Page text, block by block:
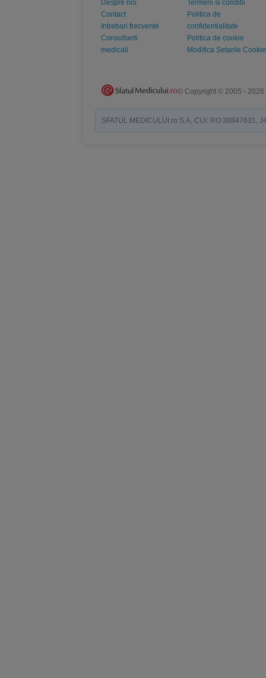
Despre noi
Contact
Intrebari frecvente
Consultanti
medicali
Termeni si conditii
Politica de
confidentialitate
Politica de cookie
Modifica Setarile Cookie
© Copyright © 2005 - 2026
SFATUL MEDICULUI.ro S.A, CUI: RO 38847631,